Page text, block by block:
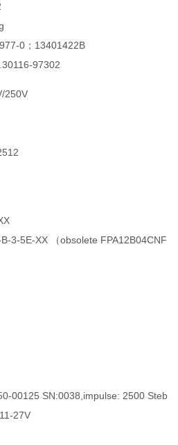
0；13401422B
97302
250V
3-5E-XX （obsolete FPA12B04CNF
00125 SN:0038,impulse: 2500 Steb
27V